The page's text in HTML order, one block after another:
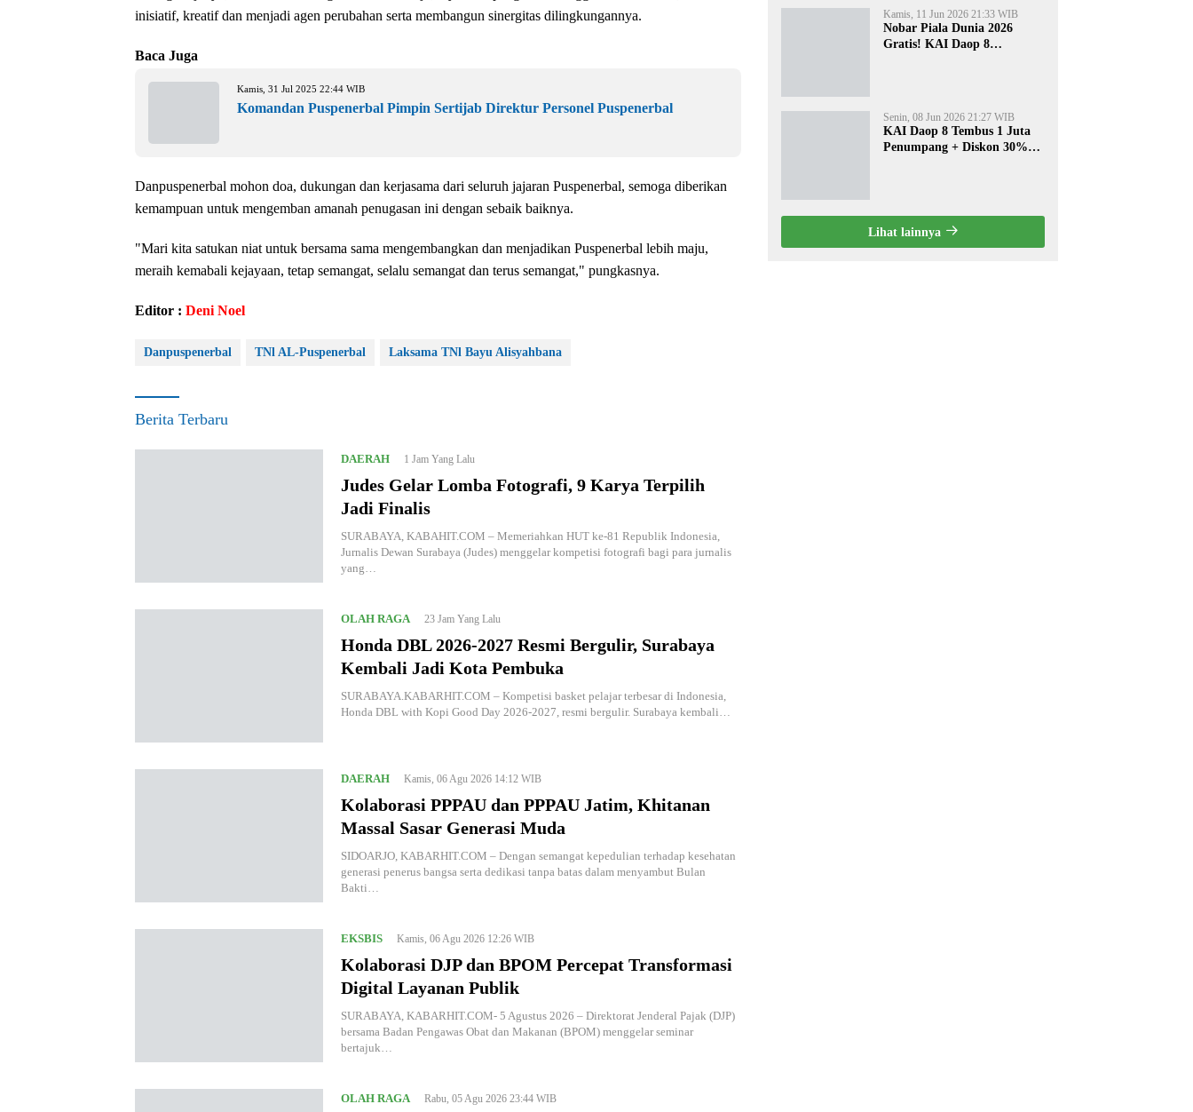
inisiatif, kreatif dan menjadi agen perubahan serta membangun sinergitas dilingkungannya.
Baca Juga
Kamis, 31 Jul 2025 22:44 WIB
Komandan Puspenerbal Pimpin Sertijab Direktur Personel Puspenerbal
Danpuspenerbal mohon doa, dukungan dan kerjasama dari seluruh jajaran Puspenerbal, semoga diberikan
kemampuan untuk mengemban amanah penugasan ini dengan sebaik baiknya.
"Mari kita satukan niat untuk bersama sama mengembangkan dan menjadikan Puspenerbal lebih maju,
meraih kemabali kejayaan, tetap semangat, selalu semangat dan terus semangat," pungkasnya.
Editor : Deni Noel
Danpuspenerbal TNl AL-Puspenerbal Laksama TNl Bayu Alisyahbana
Berita Terbaru
DAERAH 1 Jam Yang Lalu
Judes Gelar Lomba Fotografi, 9 Karya Terpilih
Jadi Finalis
SURABAYA, KABAHIT.COM – Memeriahkan HUT ke-81 Republik Indonesia,
Jurnalis Dewan Surabaya (Judes) menggelar kompetisi fotografi bagi para jurnalis
yang…
OLAH RAGA 23 Jam Yang Lalu
Honda DBL 2026-2027 Resmi Bergulir, Surabaya
Kembali Jadi Kota Pembuka
SURABAYA.KABARHIT.COM – Kompetisi basket pelajar terbesar di Indonesia,
Honda DBL with Kopi Good Day 2026-2027, resmi bergulir. Surabaya kembali…
DAERAH Kamis, 06 Agu 2026 14:12 WIB
Kolaborasi PPPAU dan PPPAU Jatim, Khitanan
Massal Sasar Generasi Muda
SIDOARJO, KABARHIT.COM – Dengan semangat kepedulian terhadap kesehatan
generasi penerus bangsa serta dedikasi tanpa batas dalam menyambut Bulan
Bakti…
EKSBIS Kamis, 06 Agu 2026 12:26 WIB
Kolaborasi DJP dan BPOM Percepat Transformasi
Digital Layanan Publik
SURABAYA, KABARHIT.COM- 5 Agustus 2026 – Direktorat Jenderal Pajak (DJP)
bersama Badan Pengawas Obat dan Makanan (BPOM) menggelar seminar
bertajuk…
OLAH RAGA Rabu, 05 Agu 2026 23:44 WIB
Kamis, 11 Jun 2026 21:33 WIB
Nobar Piala Dunia 2026
Gratis! KAI Daop 8
Senin, 08 Jun 2026 21:27 WIB
KAI Daop 8 Tembus 1 Juta
Penumpang + Diskon 30%
Lihat lainnya